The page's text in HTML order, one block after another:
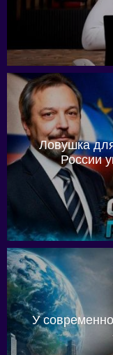
Ловушка
России
У